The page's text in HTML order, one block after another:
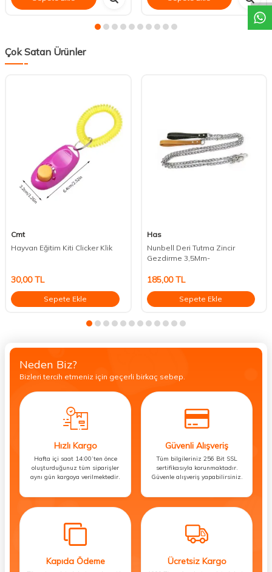
Çok Satan Ürünler
Cmt
Hayvan Eğitim Kiti Clicker Klik
30,00TL
Sepete Ekle
Has
Nunbell Deri Tutma Zincir
Gezdirme 3,5Mm-
185,00TL
Sepete Ekle
Neden Biz?
Bizleri tercih etmeniz için geçerli birkaç sebep.
Hızlı Kargo
Hafta içi saat 14:00’ten önce
oluşturduğunuz tüm siparişler
aynı gün kargoya verilmektedir.
Güvenli Alışveriş
Tüm bilgileriniz 256 Bit SSL
sertifikasıyla korunmaktadır.
Güvenle alışveriş yapabilirsiniz.
Kapıda Ödeme Ücretsiz Kargo